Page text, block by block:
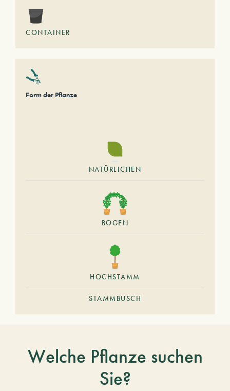
CONTAINER
Form der Pflanze
NATÜRLICHEN
BOGEN
HOCHSTAMM
STAMMBUSCH
Welche Pflanze suchen
Sie?